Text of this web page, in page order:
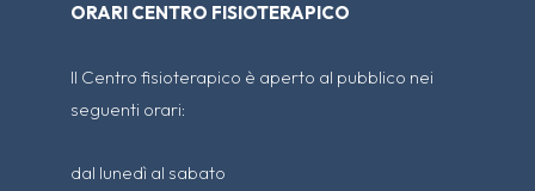
ORARI CENTRO FISIOTERAPICO
Il Centro fisioterapico è aperto al pubblico nei
seguenti orari:
dal lunedì al sabato